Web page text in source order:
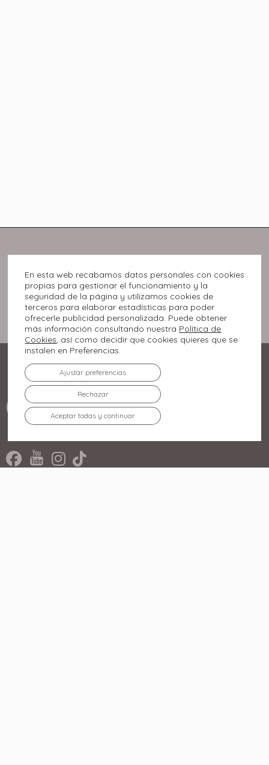
En esta web recabamos datos personales con cookies
propias para gestionar el funcionamiento y la
seguridad de la página y utilizamos cookies de
terceros para elaborar estadísticas para poder
ofrecerle publicidad personalizada. Puede obtener
más información consultando nuestra Política de
Cookies, así como decidir que cookies quieres que se
instalen en Preferencias.
Aceptar todas y continuar
Rechazar
Ajustar preferencias